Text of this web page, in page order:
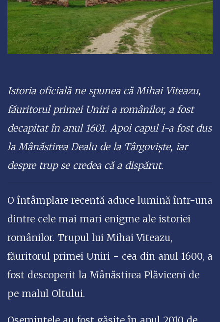
Istoria oficială ne spunea că Mihai Viteazu,
făuritorul primei Uniri a românilor, a fost
decapitat în anul 1601. Apoi capul i-a fost dus
la Mânăstirea Dealu de la Târgoviște, iar
despre trup se credea că a dispărut.
O întâmplare recentă aduce lumină într-una
dintre cele mai mari enigme ale istoriei
românilor. Trupul lui Mihai Viteazu,
făuritorul primei Uniri - cea din anul 1600, a
fost descoperit la Mânăstirea Plăviceni de
pe malul Oltului.